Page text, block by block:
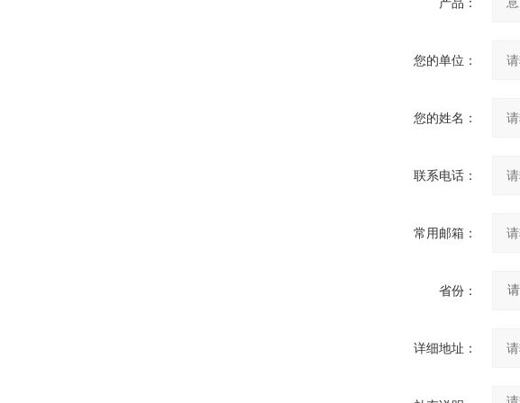
您的单位：
您的姓名：
联系电话：
常用邮箱：
省份：
详细地址：